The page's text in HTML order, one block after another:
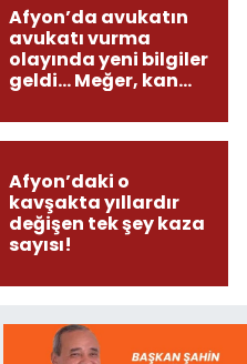
Afyon’da avukatın
avukatı vurma
olayında yeni bilgiler
geldi... Meğer, kan
olmuş...
Afyon’daki o
kavşakta yıllardır
değişen tek şey kaza
sayısı!